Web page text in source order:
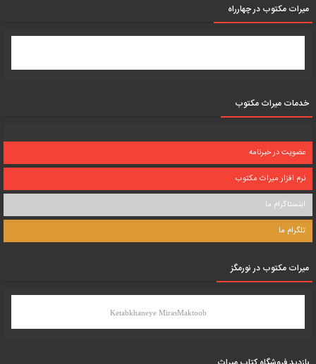
میرات مکتوب در چهارراه
خدمات میراث مکتوب
عضویت در خبرنامه
نرم افزار میراث مکتوب
اینستاگرام ما
تلگرام ما
میرات مکتوب در نورمگز
Ketabkhaneye MirasMaktoob